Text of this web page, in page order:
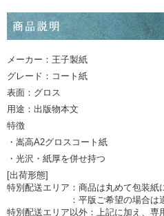
メーカー：王子製紙
グレード：コート紙
表面：グロス
用途：出版物本文
特徴
・嵩高A2グロスコート紙
・光沢・紙厚を併せ持つ
[出荷形態]
特別配送エリア：商品は丸めて包装紙
：平版ご希望の場合は適用に
特別配送エリア以外：上記に加え、専